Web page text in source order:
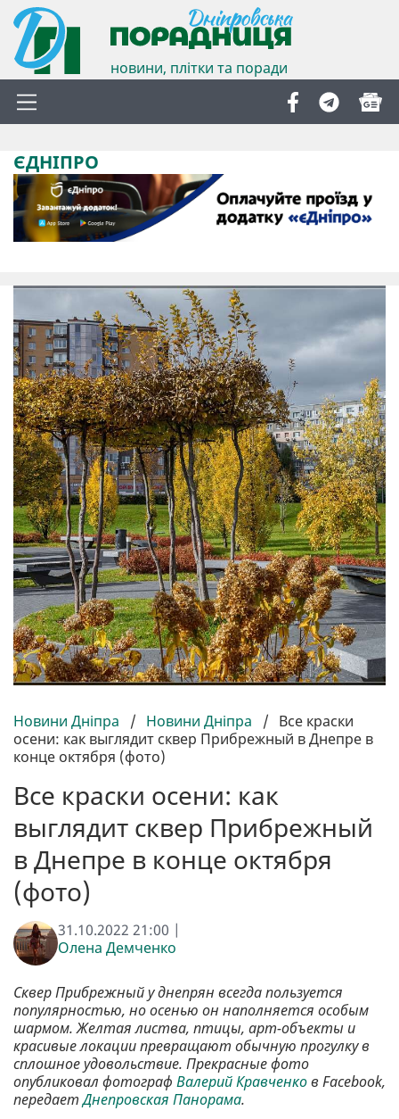
новини, плітки та поради
ЄДНІПРО
Новини Дніпра / Новини Дніпра / Все краски
осени: как выглядит сквер Прибрежный в Днепре в
конце октября (фото)
Все краски осени: как
выглядит сквер Прибрежный
в Днепре в конце октября
(фото)
31.10.2022 21:00 |
Олена Демченко
Сквер Прибрежный у днепрян всегда пользуется
популярностью, но осенью он наполняется особым
шармом. Желтая листва, птицы, арт-объекты и
красивые локации превращают обычную прогулку в
сплошное удовольствие. Прекрасные фото
опубликовал фотограф Валерий Кравченков Facebook,
передаетДнепровская Панорама.